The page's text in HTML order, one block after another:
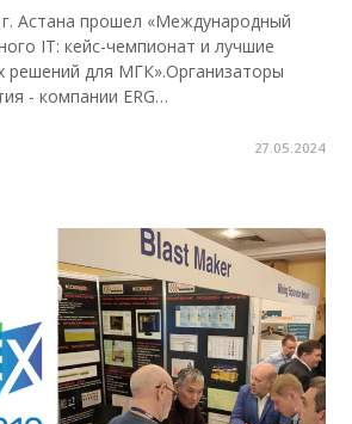
Астана прошел «Международный
IT: кейс-чемпионат и лучшие
решений для МГК».Организаторы
- компании ERG…
27.05.2024